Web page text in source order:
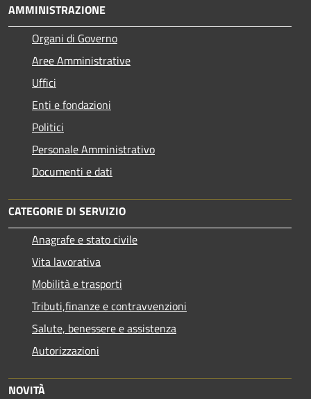
AMMINISTRAZIONE
Organi di Governo
Aree Amministrative
Uffici
Enti e fondazioni
Politici
Personale Amministrativo
Documenti e dati
CATEGORIE DI SERVIZIO
Anagrafe e stato civile
Vita lavorativa
Mobilità e trasporti
Tributi,finanze e contravvenzioni
Salute, benessere e assistenza
Autorizzazioni
NOVITÀ